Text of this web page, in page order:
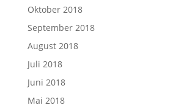
Oktober 2018
September 2018
August 2018
Juli 2018
Juni 2018
Mai 2018